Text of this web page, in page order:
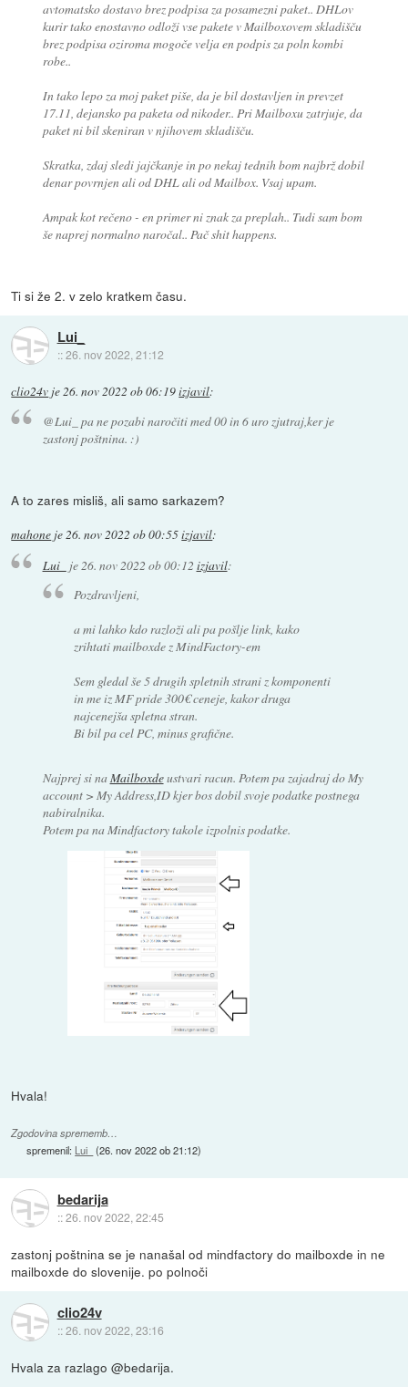
avtomatsko dostavo brez podpisa za posamezni paket.. DHLov
kurir tako enostavno odloži vse pakete v Mailboxovem skladišču
brez podpisa oziroma mogoče velja en podpis za poln kombi
robe..
In tako lepo za moj paket piše, da je bil dostavljen in prevzet
17.11, dejansko pa paketa od nikoder.. Pri Mailboxu zatrjuje, da
paket ni bil skeniran v njihovem skladišču.
Skratka, zdaj sledi jajčkanje in po nekaj tednih bom najbrž dobil
denar povrnjen ali od DHL ali od Mailbox. Vsaj upam.
Ampak kot rečeno - en primer ni znak za preplah.. Tudi sam bom
še naprej normalno naročal.. Pač shit happens.
Ti si že 2. v zelo kratkem času.
Lui_
::26. nov 2022, 21:12
clio24v je26. nov 2022 ob 06:19izjavil:
@Lui_ pa ne pozabi naročiti med 00 in 6 uro zjutraj,ker je
zastonj poštnina. :)
A to zares misliš, ali samo sarkazem?
mahone je26. nov 2022 ob 00:55izjavil:
Lui_ je 26. nov 2022 ob 00:12 izjavil:
Pozdravljeni,
a mi lahko kdo razloži ali pa pošlje link, kako
zrihtati mailboxde z MindFactory-em
Sem gledal še 5 drugih spletnih strani z komponenti
in me iz MF pride 300€ ceneje, kakor druga
najcenejša spletna stran.
Bi bil pa cel PC, minus grafične.
Najprej si naMailboxdeustvari racun. Potem pa zajadraj do My
account > My Address,ID kjer bos dobil svoje podatke postnega
nabiralnika.
Potem pa na Mindfactory takole izpolnis podatke.
Hvala!
Zgodovina sprememb…
spremenil: Lui_ (26. nov 2022 ob 21:12)
bedarija
::26. nov 2022, 22:45
zastonj poštnina se je nanašal od mindfactory do mailboxde in ne
mailboxde do slovenije. po polnoči
clio24v
::26. nov 2022, 23:16
Hvala za razlago @bedarija.